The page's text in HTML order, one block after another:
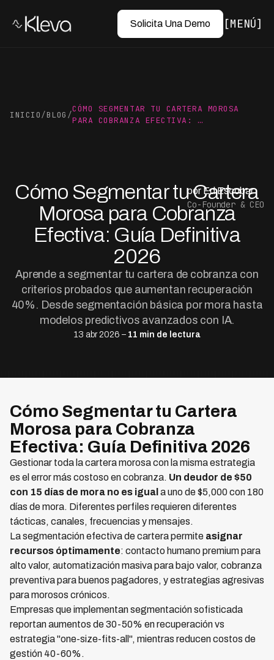
Solicita Una Demo MENÚ
INICIO/BLOG /
CÓMO SEGMENTAR TU CARTERA MOROSA
PARA COBRANZA EFECTIVA: …
Cómo Segmentar tu Cartera
Morosa para Cobranza
Efectiva: Guía Definitiva
2026
Aprende a segmentar tu cartera de cobranza con
criterios probados que aumentan recuperación
40%. Desde segmentación básica por mora hasta
modelos predictivos avanzados con IA.
13 abr 2026 – 11 min de lectura
por Ed Escobar
Co-Founder & CEO
Cómo Segmentar tu Cartera
Morosa para Cobranza
Efectiva: Guía Definitiva 2026
Gestionar toda la cartera morosa con la misma estrategia
es el error más costoso en cobranza. Un deudor de $50
con 15 días de mora no es igual a uno de $5,000 con 180
días de mora. Diferentes perfiles requieren diferentes
tácticas, canales, frecuencias y mensajes.
La segmentación efectiva de cartera permite asignar
recursos óptimamente: contacto humano premium para
alto valor, automatización masiva para bajo valor, cobranza
preventiva para buenos pagadores, y estrategias agresivas
para morosos crónicos.
Empresas que implementan segmentación sofisticada
reportan aumentos de 30-50% en recuperación vs
estrategia "one-size-fits-all", mientras reducen costos de
gestión 40-60%.